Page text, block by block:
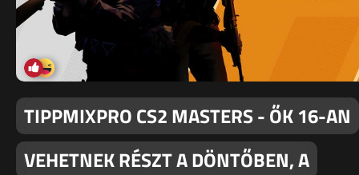
TIPPMIXPRO CS2 MASTERS - ŐK 16-AN
VEHETNEK RÉSZT A DÖNTŐBEN, A